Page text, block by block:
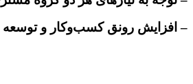
– افزایش رونق کسب‌وکار و توسعه